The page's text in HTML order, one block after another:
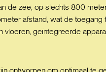
de zee, op slechts 800
afstand, wat de
geïntegreerde